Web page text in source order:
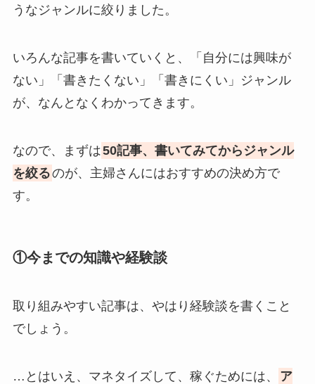
うなジャンルに絞りました。
いろんな記事を書いていくと、「自分には興味が
ない」「書きたくない」「書きにくい」ジャンル
が、なんとなくわかってきます。
なので、まずは50記事、書いてみてからジャンル
を絞るのが、主婦さんにはおすすめの決め方で
す。
①今までの知識や経験談
取り組みやすい記事は、やはり経験談を書くこと
でしょう。
…とはいえ、マネタイズして、稼ぐためには、
ア